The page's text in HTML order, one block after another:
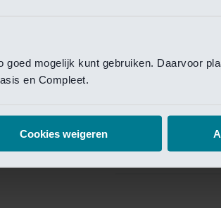
goed mogelijk kunt gebruiken. Daarvoor
en Compleet.
Cookies weigeren
Van Lanschot